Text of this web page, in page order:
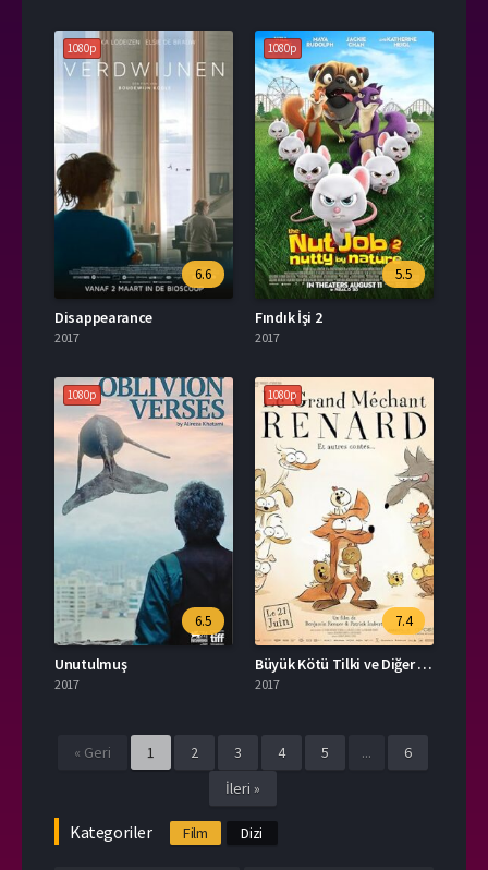
1080p
6.6
Disappearance
2017
1080p
5.5
Fındık İşi 2
2017
1080p
6.5
Unutulmuş
2017
1080p
7.4
Büyük Kötü Tilki ve Diğer Masallar
2017
« Geri 1 2 3 4 5 ...
6
İleri »
Kategoriler Film Dizi